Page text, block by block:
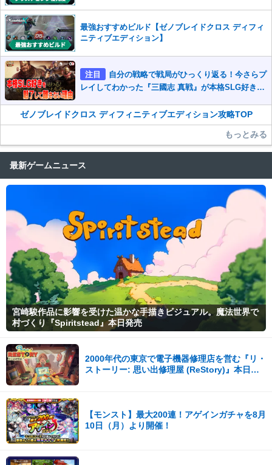
最強おすすめビルド【ゼノブレイドクロス ディフィ
ニティブエディション】
注目
自分の戦略で戦局がひっくり返る！今さらプ
レイしてわかった『三國志 真戦』が本格SLG好きを
ゼノブレイドクロス ディフィニティブエディション攻略TOP
もっとみる
最新ゲームニュース
宮崎駿作品に影響を受けた温かな手描きビジュアル。魔法世界で
村づくり『Spiritstead』本日発売
2000年代の東京で電子機器修理店を営む『リ・
ストーリー: 思い出修理屋 (ReStory)』本日
【モンスト】最大200連！アゲインガチャを8月
10日（月）より開催！